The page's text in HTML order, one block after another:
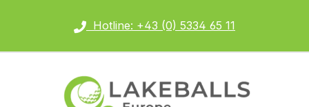
Hotline: +43 (0) 5334 65 11